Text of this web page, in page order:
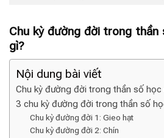
Chu kỳ đường đời trong thần
gì?
Nội dung bài viết
Chu kỳ đường đời trong thần số học
3 chu kỳ đường đời trong thần số
Chu kỳ đường đời 1: Gieo hạt
Chu kỳ đường đời 2: Chín